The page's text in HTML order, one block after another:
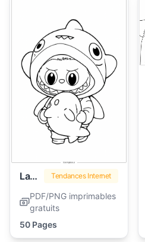
Labubu Tendances Internet
PDF/PNG imprimables
gratuits
50 Pages